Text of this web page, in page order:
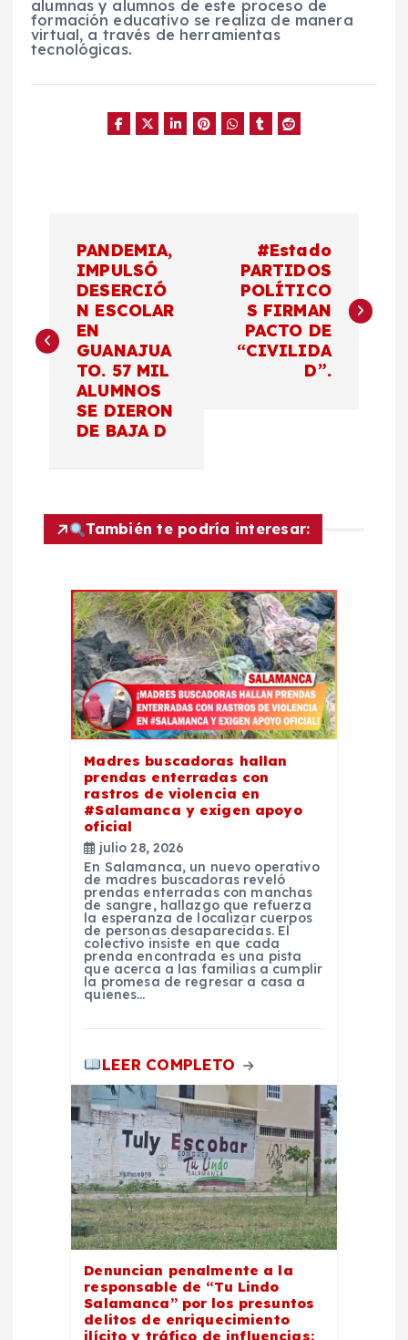
alumnas y alumnos de este proceso de
formación educativo se realiza de manera
virtual, a través de herramientas
tecnológicas.
v
e
c
PANDEMIA,
IMPULSÓ
DESERCIÓ
N ESCOLAR
EN
GUANAJUA
TO. 57 MIL
ALUMNOS
SE DIERON
DE BAJA D
#Estado
PARTIDOS
POLÍTICO
S FIRMAN
PACTO DE
“CIVILIDA
D”.
También te podría interesar:
Madres buscadoras hallan
prendas enterradas con
rastros de violencia en
#Salamanca y exigen apoyo
oficial
julio 28, 2026
En Salamanca, un nuevo operativo
de madres buscadoras reveló
prendas enterradas con manchas
de sangre, hallazgo que refuerza
la esperanza de localizar cuerpos
de personas desaparecidas. El
colectivo insiste en que cada
prenda encontrada es una pista
que acerca a las familias a cumplir
la promesa de regresar a casa a
quienes…
LEER COMPLETO
Denuncian penalmente a la
responsable de “Tu Lindo
Salamanca” por los presuntos
delitos de enriquecimiento
ilícito y tráfico de influencias;